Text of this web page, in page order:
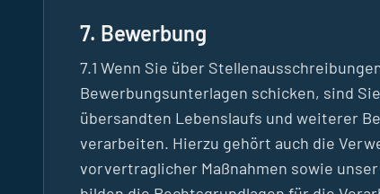
7. Bewerbung
7.1 Wenn Sie über
Bewerbungsunterlagen schicken, sind
übersandten Lebenslaufs und weiterer
verarbeiten. Hierzu gehört auch die
vorvertraglicher Maßnahmen sowie